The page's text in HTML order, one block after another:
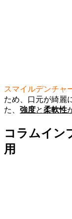
スマイルデンチャ
ため、口元が綺麗
た、 強度と柔軟性
コラムイン
用